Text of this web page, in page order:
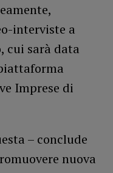
interviste a
sarà data
Imprese di
– conclude
nuova